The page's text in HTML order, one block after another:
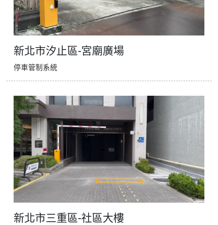
工地管理系統系列
紅綠燈號誌系統系列
停車場周邊系列
影視對講整合系統系列
監控系統系列
電動遮陽簾系列
智慧電子鎖系列
新北市汐止區-宮廟廣場
停車管制系統
新北市三重區-社區大樓